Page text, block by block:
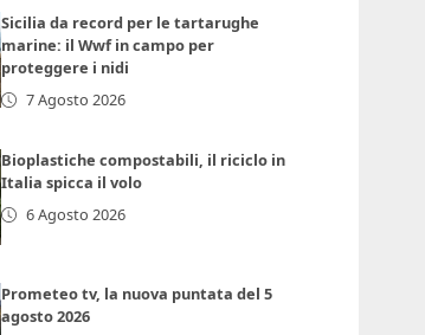
Sicilia da record per le tartarughe
marine: il Wwf in campo per
proteggere i nidi
7 Agosto 2026
Bioplastiche compostabili, il riciclo in
Italia spicca il volo
6 Agosto 2026
Prometeo tv, la nuova puntata del 5
agosto 2026